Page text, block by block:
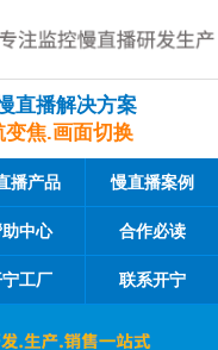
直播解决方案
焦.画面切换
播产品 慢直播案例
中心 合作必读
工厂 联系开宁